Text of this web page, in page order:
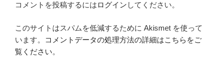
コメントを投稿するにはログイン してください。
このサイトはスパムを低減するために Akismet を使って
います。
コメントデータの処理方法の詳細はこちらをご
覧ください。